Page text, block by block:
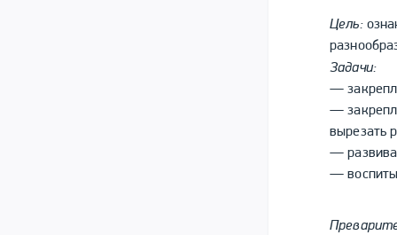
Цель:
Задачи:
—
—
вырезать
—
—